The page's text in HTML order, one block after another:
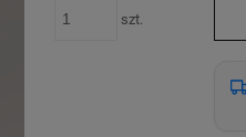
szt.